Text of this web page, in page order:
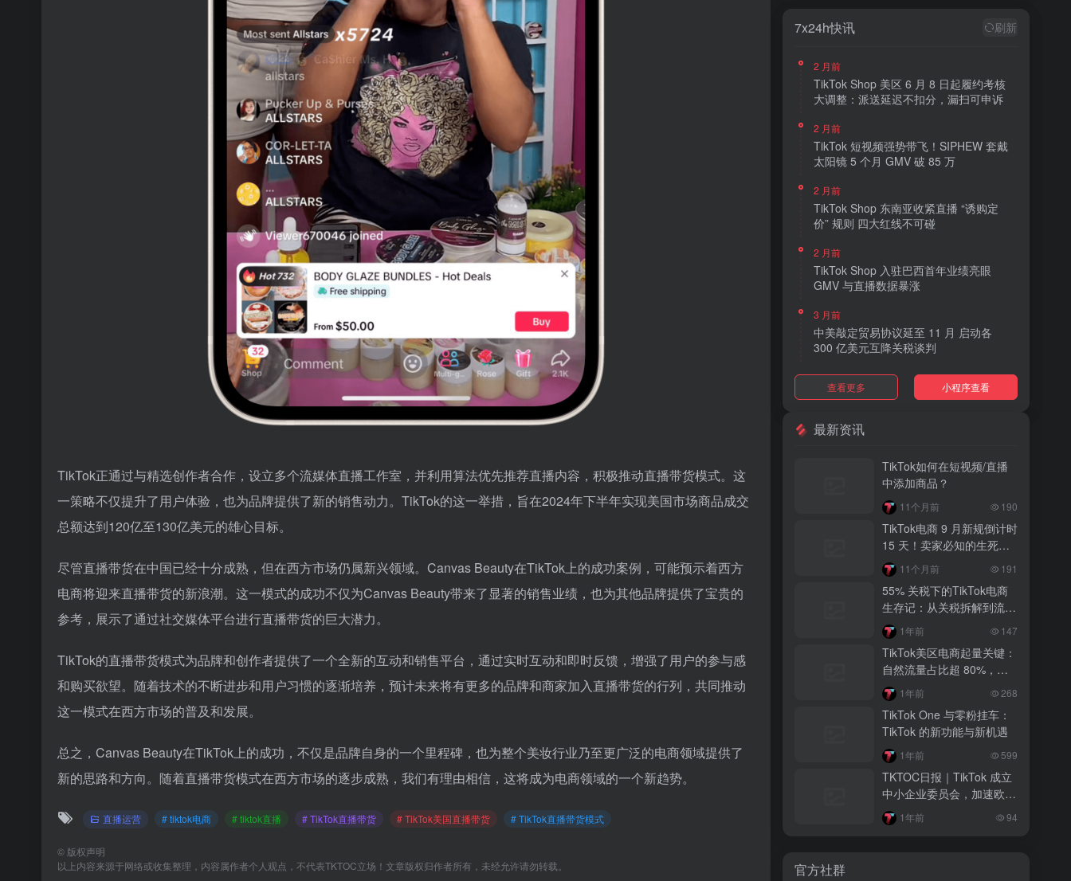
TikTok正通过与精选创作者合作，设立多个流媒体直播工作室，并利用算法优先推荐直播内容，积极推动直播带货模式。这
一策略不仅提升了用户体验，也为品牌提供了新的销售动力。TikTok的这一举措，旨在2024年下半年实现美国市场商品成交
总额达到120亿至130亿美元的雄心目标。
尽管直播带货在中国已经十分成熟，但在西方市场仍属新兴领域。Canvas Beauty在TikTok上的成功案例，可能预示着西方
电商将迎来直播带货的新浪潮。这一模式的成功不仅为Canvas Beauty带来了显著的销售业绩，也为其他品牌提供了宝贵的
参考，展示了通过社交媒体平台进行直播带货的巨大潜力。
TikTok的直播带货模式为品牌和创作者提供了一个全新的互动和销售平台，通过实时互动和即时反馈，增强了用户的参与感
和购买欲望。随着技术的不断进步和用户习惯的逐渐培养，预计未来将有更多的品牌和商家加入直播带货的行列，共同推动
这一模式在西方市场的普及和发展。
总之，Canvas Beauty在TikTok上的成功，不仅是品牌自身的一个里程碑，也为整个美妆行业乃至更广泛的电商领域提供了
新的思路和方向。随着直播带货模式在西方市场的逐步成熟，我们有理由相信，这将成为电商领域的一个新趋势。
直播运营 # tiktok电商 # tiktok直播 # TikTok直播带货 # TikTok美国直播带货 # TikTok直播带货模式
© 版权声明
以上内容来源于网络或收集整理，内容属作者个人观点，不代表TKTOC立场！文章版权归作者所有，未经允许请勿转载。
7x24h快讯 刷新
2 月前
TikTok Shop 美区 6 月 8 日起履约考核
大调整：派送延迟不扣分，漏扫可申诉
2 月前
TikTok 短视频强势带飞！SIPHEW 套戴
太阳镜 5 个月 GMV 破 85 万
2 月前
TikTok Shop 东南亚收紧直播 “诱购定
价” 规则 四大红线不可碰
2 月前
TikTok Shop 入驻巴西首年业绩亮眼
GMV 与直播数据暴涨
3 月前
中美敲定贸易协议延至 11 月 启动各
300 亿美元互降关税谈判
3 月前
TikTok Shop 上线 “三日达” 标签 履约
3 月前
者接受 AI 代下单
TikTok Shop 爱尔兰全面开放入驻 本土
品牌可零门槛开店
音乐节降噪耳塞风靡欧美 DTC 品牌单日
营收突破 200 万元
越南监管出手核查Shopee、TikTok
Shop涨价行为，佣金调整遭调查
TikTok Shop 印尼推出出海项目 助力本
土品牌开拓东南亚市场
TikTok Shop 英美周榜出炉 美妆家居成
查看更多 小程序查看
最新资讯
TikTok如何在短视频/直播
中添加商品？
11个月前 190
TikTok电商 9 月新规倒计时
15 天！卖家必知的生死线
与自救指南
11个月前 191
55% 关税下的TikTok电商
生存记：从关税拆解到流量
突围的实战反思
1年前 147
TikTok美区电商起量关键：
自然流量占比超 80%，优
质内容仍是破局核心
1年前 268
TikTok One 与零粉挂车：
TikTok 的新功能与新机遇
1年前 599
TKTOC日报｜TikTok 成立
中小企业委员会，加速欧洲
市场扩张
1年前 94
官方社群